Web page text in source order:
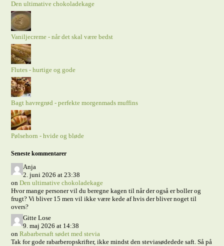
Den ultimative chokoladekage
Vaniljecreme - når det skal være bedst
Flutes - hurtige og gode
Bagt havregrød - perfekte morgenmads muffins
Pølsehorn - hvide og bløde
Seneste kommentarer
Anja
2. juni 2026 at 23:38
onDen ultimative chokoladekage
Hvor mange personer vil du beregne kagen til når der også er boller og
frugt? Vi bliver 15 men vil ikke være kede af hvis der bliver noget til
overs?
Gitte Lose
9. maj 2026 at 14:38
onRabarbersaft sødet med stevia
Tak for gode rabarberopskrifter, ikke mindst den steviasødedede saft. Så på